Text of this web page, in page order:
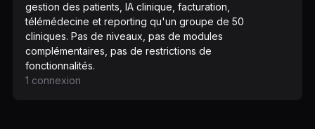
gestion des patients, IA clinique, facturation,
télémédecine et reporting qu'un groupe de 50
cliniques. Pas de niveaux, pas de modules
complémentaires, pas de restrictions de
fonctionnalités.
1 connexion